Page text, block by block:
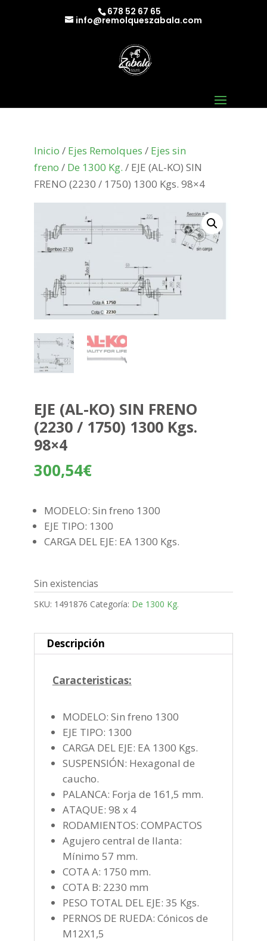
678 52 67 65
info@remolqueszabala.com
Inicio / Ejes Remolques / Ejes sin
freno / De 1300 Kg. / EJE (AL-KO) SIN
FRENO (2230 / 1750) 1300 Kgs. 98×4
EJE (AL-KO) SIN FRENO
(2230 / 1750) 1300 Kgs.
98×4
300,54€
MODELO: Sin freno 1300
EJE TIPO: 1300
CARGA DEL EJE: EA 1300 Kgs.
Sin existencias
SKU: 1491876 Categoría: De 1300 Kg.
Descripción
Caracteristicas:
MODELO: Sin freno 1300
EJE TIPO: 1300
CARGA DEL EJE: EA 1300 Kgs.
SUSPENSIÓN: Hexagonal de
caucho.
PALANCA: Forja de 161,5 mm.
ATAQUE: 98 x 4
RODAMIENTOS: COMPACTOS
Agujero central de llanta:
Mínimo 57 mm.
COTA A: 1750 mm.
COTA B: 2230 mm
PESO TOTAL DEL EJE: 35 Kgs.
PERNOS DE RUEDA: Cónicos de
M12X1,5